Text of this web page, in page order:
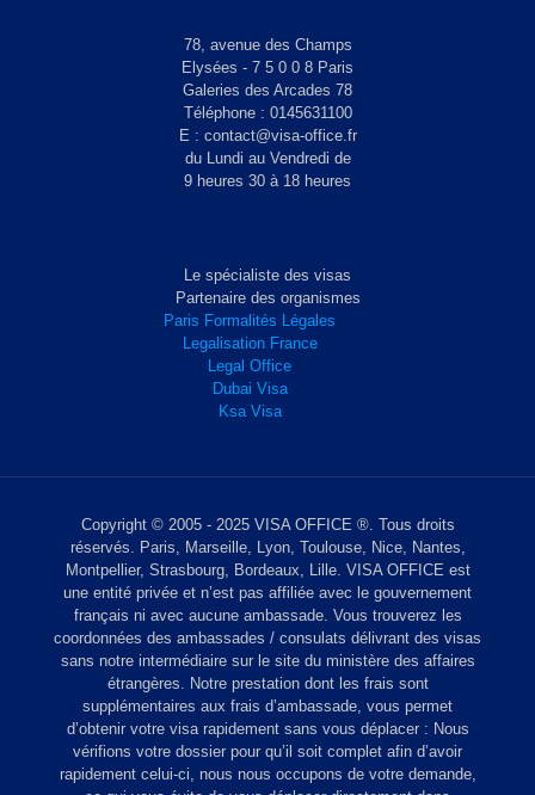
78, avenue des Champs
Elysées - 7 5 0 0 8 Paris
Galeries des Arcades 78
Téléphone : 0145631100
E : contact@visa-office.fr
du Lundi au Vendredi de
9 heures 30 à 18 heures
Le spécialiste des visas
Partenaire des organismes
Paris Formalités Légales
Legalisation France
Legal Office
Dubai Visa
Ksa Visa
Copyright © 2005 - 2025 VISA OFFICE ®. Tous droits
réservés. Paris, Marseille, Lyon, Toulouse, Nice, Nantes,
Montpellier, Strasbourg, Bordeaux, Lille. VISA OFFICE est
une entité privée et n’est pas affiliée avec le gouvernement
français ni avec aucune ambassade. Vous trouverez les
coordonnées des ambassades / consulats délivrant des visas
sans notre intermédiaire sur le site du ministère des affaires
étrangères. Notre prestation dont les frais sont
supplémentaires aux frais d’ambassade, vous permet
d’obtenir votre visa rapidement sans vous déplacer : Nous
vérifions votre dossier pour qu’il soit complet afin d’avoir
rapidement celui-ci, nous nous occupons de votre demande,